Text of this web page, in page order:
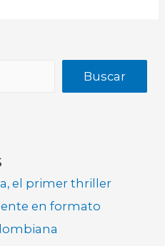
Buscar
el primer thriller
en formato